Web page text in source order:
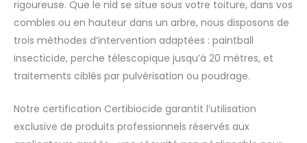
rigoureuse. Que le nid se situe sous votre toiture, dans vos
combles ou en hauteur dans un arbre, nous disposons de
trois méthodes d’intervention adaptées : paintball
insecticide, perche télescopique jusqu’à 20 mètres, et
traitements ciblés par pulvérisation ou poudrage.
Notre certification Certibiocide garantit l’utilisation
exclusive de produits professionnels réservés aux